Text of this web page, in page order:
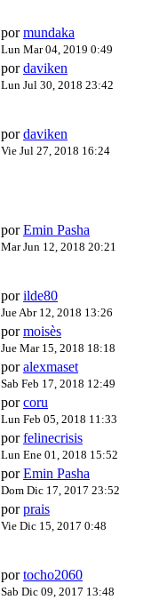
pormundaka
Lun Mar 04, 2019 0:49
pordaviken
Lun Jul 30, 2018 23:42
pordaviken
Vie Jul 27, 2018 16:24
porEmin Pasha
Mar Jun 12, 2018 20:21
porilde80
Jue Abr 12, 2018 13:26
pormoisès
Jue Mar 15, 2018 18:18
poralexmaset
Sab Feb 17, 2018 12:49
porcoru
Lun Feb 05, 2018 11:33
porfelinecrisis
Lun Ene 01, 2018 15:52
porEmin Pasha
Dom Dic 17, 2017 23:52
porprais
Vie Dic 15, 2017 0:48
portocho2060
Sab Dic 09, 2017 13:48